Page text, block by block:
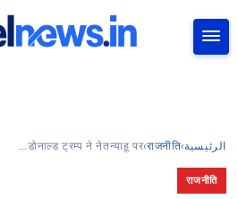
الرئيسية›
राजनीति
›
डोनाल्ड ट्रम्प ने नेतन्याहू पर…
राजनीति